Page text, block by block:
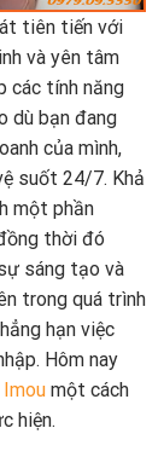
tiên tiến với
và yên tâm
các tính năng
dù bạn đang
của mình,
suốt 24/7. Khả
một phần
thời đó
sáng tạo và
trong quá trình
hạn việc
Hôm nay
một cách
hiện.